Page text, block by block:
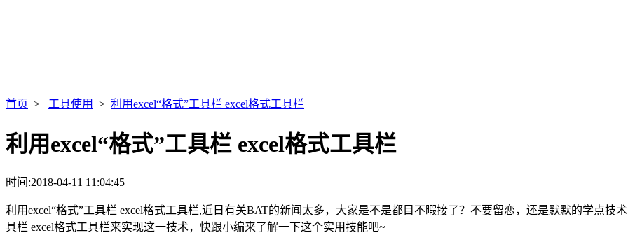
首页 > 工具使用 > 利用excel“格式”工具栏 excel格式工具栏
利用excel“格式”工具栏 excel格式工具栏
时间:2018-04-11 11:04:45
利用excel“格式”工具栏 excel格式工具栏,近日有关BAT的新闻太多，大家是不是都目不暇接了？不要留恋，还是默默的学点技
具栏 excel格式工具栏来实现这一技术，快跟小编来了解一下这个实用技能吧~